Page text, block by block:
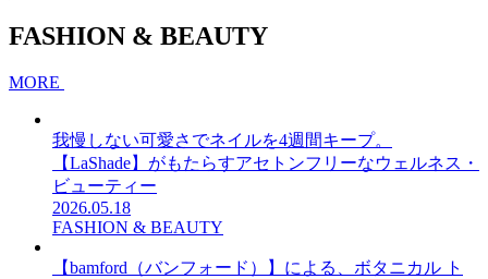
FASHION & BEAUTY
MORE
我慢しない可愛さでネイルを4週間キープ。
【LaShade】がもたらすアセトンフリーなウェルネス・
ビューティー
2026.05.18
FASHION & BEAUTY
【bamford（バンフォード）】による、ボタニカル ト